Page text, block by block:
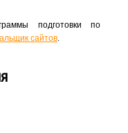
подготовки по
сайтов.